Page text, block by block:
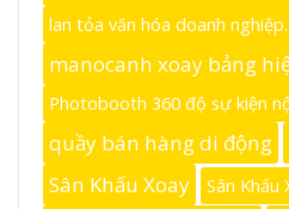
lan tỏa văn hóa doanh nghiệp.
manocanh xoay bảng
Photobooth 360 độ sự kiện
quầy bán hàng di động
Sân Khấu Xoay
Sân Khấu